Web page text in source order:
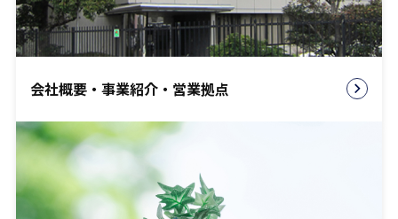
会社概要・事業紹介・営業拠点